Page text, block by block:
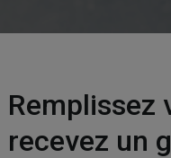
Remplissez
recevez un